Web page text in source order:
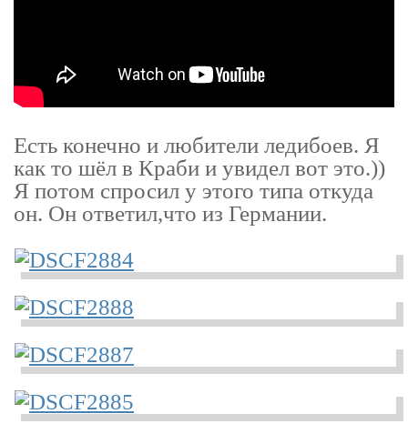
Есть конечно и любители ледибоев. Я
как то шёл в Краби и увидел вот это.))
Я потом спросил у этого типа откуда
он. Он ответил,что из Германии.